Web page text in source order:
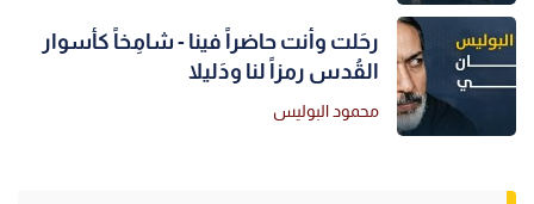
رحَلت وأنت حاضراً فينا - شامِخاً كأسوار
القُدس رمزاً لنا ودَليلا
محمود البوليس